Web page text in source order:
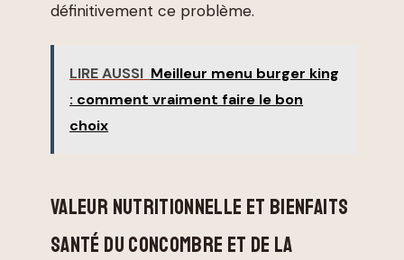
définitivement ce problème.
LIRE AUSSI Meilleur menu burger king
: comment vraiment faire le bon
choix
VALEUR NUTRITIONNELLE ET BIENFAITS
SANTÉ DU CONCOMBRE ET DE LA